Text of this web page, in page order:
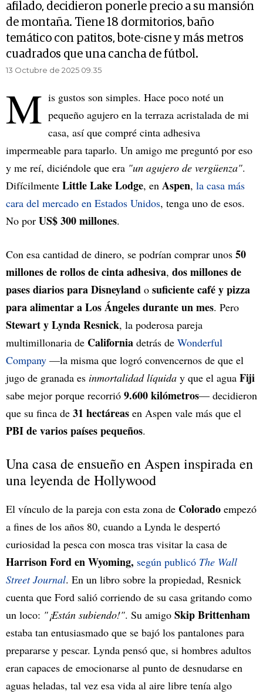
afilado, decidieron ponerle precio a su mansión
de montaña. Tiene 18 dormitorios, baño
temático con patitos, bote-cisne y más metros
cuadrados que una cancha de fútbol.
13 Octubre de 2025 09.35
M is gustos son simples. Hace poco noté un
pequeño agujero en la terraza acristalada de mi
casa, así que compré cinta adhesiva
impermeable para taparlo. Un amigo me preguntó por eso
y me reí, diciéndole que era "un agujero de vergüenza".
Difícilmente Little Lake Lodge, en Aspen, la casa más
cara del mercado en Estados Unidos, tenga uno de esos.
No por US$ 300 millones.
Con esa cantidad de dinero, se podrían comprar unos 50
millones de rollos de cinta adhesiva, dos millones de
pases diarios para Disneyland o suficiente café y pizza
para alimentar a Los Ángeles durante un mes. Pero
Stewart y Lynda Resnick, la poderosa pareja
multimillonaria de California detrás de Wonderful
Company —la misma que logró convencernos de que el
jugo de granada es inmortalidad líquida y que el agua Fiji
sabe mejor porque recorrió 9.600 kilómetros— decidieron
que su finca de 31 hectáreas en Aspen vale más que el
PBI de varios países pequeños.
Una casa de ensueño en Aspen inspirada en
una leyenda de Hollywood
El vínculo de la pareja con esta zona de Colorado empezó
a fines de los años 80, cuando a Lynda le despertó
curiosidad la pesca con mosca tras visitar la casa de
Harrison Ford en Wyoming, según publicó The Wall
Street Journal. En un libro sobre la propiedad, Resnick
cuenta que Ford salió corriendo de su casa gritando como
un loco: "¡Están subiendo!". Su amigo Skip Brittenham
estaba tan entusiasmado que se bajó los pantalones para
prepararse y pescar. Lynda pensó que, si hombres adultos
eran capaces de emocionarse al punto de desnudarse en
aguas heladas, tal vez esa vida al aire libre tenía algo